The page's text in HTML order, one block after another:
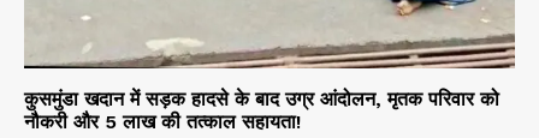
कुसमुंडा खदान में सड़क हादसे के बाद उग्र आंदोलन, मृतक परिवार को
नौकरी और 5 लाख की तत्काल सहायता!